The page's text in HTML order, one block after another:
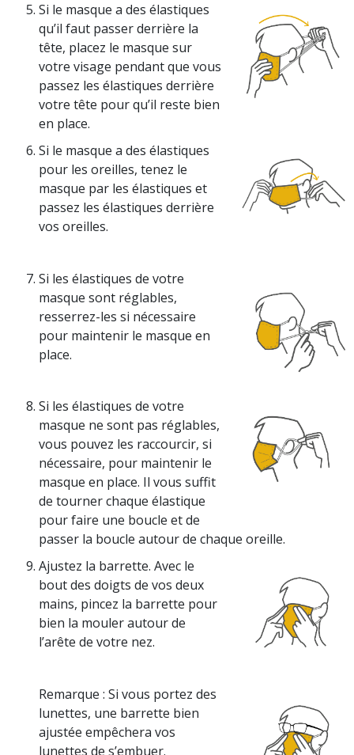
Si le masque a des élastiques
qu’il faut passer derrière la
tête, placez le masque sur
votre visage pendant que vous
passez les élastiques derrière
votre tête pour qu’il reste bien
en place.
Si le masque a des élastiques
pour les oreilles, tenez le
masque par les élastiques et
passez les élastiques derrière
vos oreilles.
Si les élastiques de votre
masque sont réglables,
resserrez-les si nécessaire
pour maintenir le masque en
place.
Si les élastiques de votre
masque ne sont pas réglables,
vous pouvez les raccourcir, si
nécessaire, pour maintenir le
masque en place. Il vous suffit
de tourner chaque élastique
pour faire une boucle et de
passer la boucle autour de chaque oreille.
Ajustez la barrette. Avec le
bout des doigts de vos deux
mains, pincez la barrette pour
bien la mouler autour de
l’arête de votre nez.
Remarque : Si vous portez des
lunettes, une barrette bien
ajustée empêchera vos
lunettes de s’embuer.